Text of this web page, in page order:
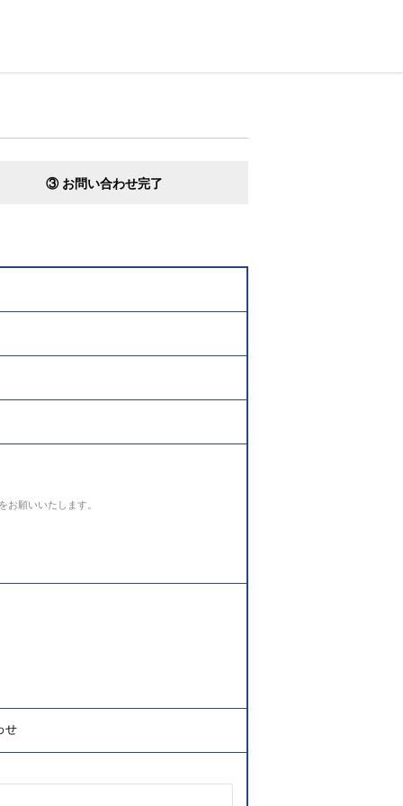
③ お問い合わせ完了
願いいたします。
せ